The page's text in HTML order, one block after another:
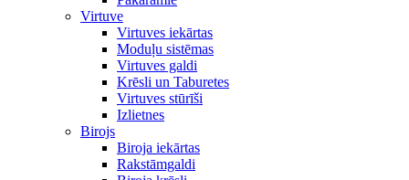
Virtuve
Virtuves iekārtas
Moduļu sistēmas
Virtuves galdi
Krēsli un Taburetes
Virtuves stūrīši
Izlietnes
Birojs
Biroja iekārtas
Rakstāmgaldi